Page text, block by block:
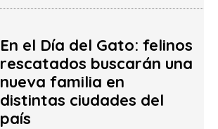
En el Día del Gato: felinos
rescatados buscarán una
nueva familia en
distintas ciudades del
país